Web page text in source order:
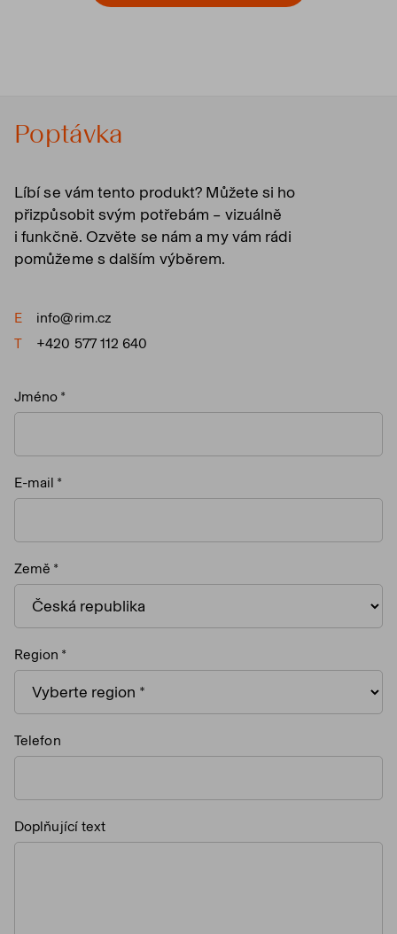
Poptávka
Líbí se vám tento produkt? Můžete si ho
přizpůsobit svým potřebám – vizuálně
i funkčně. Ozvěte se nám a my vám rádi
pomůžeme s dalším výběrem.
E
info@rim.cz
T
+420 577 112 640
Jméno
E-mail
Země
Region
Telefon
Doplňující text